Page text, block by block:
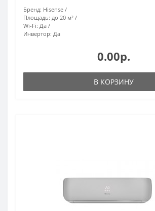
Бренд: Hisense
Площадь: до 20 м²
Wi-Fi: Да
Инвертор: Да
0.00р.
В КОРЗИНУ